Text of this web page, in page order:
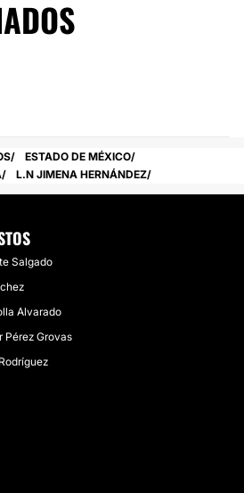
ESTADO DE MÉXICO
L.N JIMENA HERNÁNDEZ
Salgado
Alvarado
Pérez Grovas